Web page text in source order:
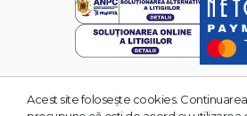
© 2026 Grupul Editorial TREI. Toate
Acest site foloseşte cookies.